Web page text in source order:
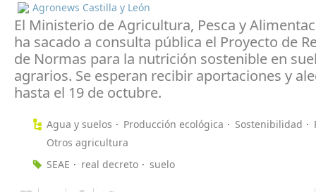
Agronews Castilla y León
El Ministerio de Agricultura, Pesca y
ha sacado a consulta pública el Proyecto de
de Normas para la nutrición sostenible en
agrarios. Se esperan recibir aportaciones y
hasta el 19 de octubre.
Agua y suelos Producción ecológica Sostenibilidad
Otros agricultura
SEAE
real decreto suelo